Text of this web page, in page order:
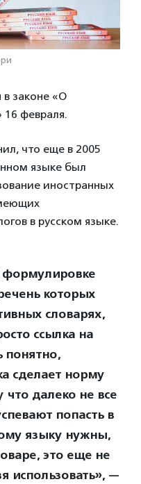
в законе «О
16 февраля.
что еще в 2005
языке был
иностранных
в русском языке.
формулировке
которых
словарях,
ссылка на
понятно,
сделает норму
далеко не все
попасть в
языку нужны,
это еще не
использовать», —